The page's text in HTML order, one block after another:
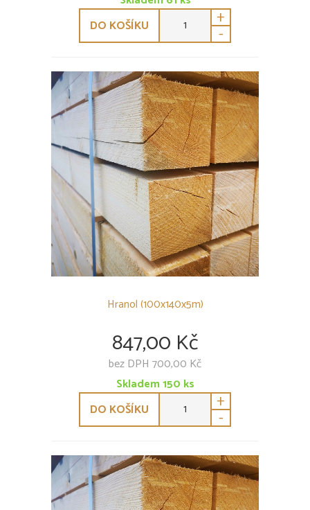
DO KOŠÍKU
+
-
Hranol (100x140x5m)
847,00 Kč
bez DPH 700,00 Kč
Skladem150 ks
DO KOŠÍKU
+
-